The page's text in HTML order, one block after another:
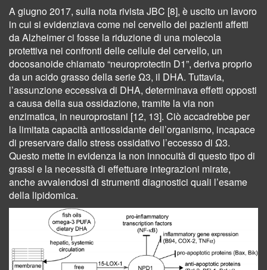
A giugno 2017, sulla nota rivista JBC [8], è uscito un lavoro
in cui si evidenziava come nel cervello dei pazienti affetti
da Alzheimer ci fosse la riduzione di una molecola
protettiva nei confronti delle cellule del cervello, un
docosanoide chiamato “neuroprotectin D1”, deriva proprio
da un acido grasso della serie Ω3, il DHA. Tuttavia,
l’assunzione eccessiva di DHA, determinava effetti opposti
a causa della sua ossidazione, tramite la via non
enzimatica, in neuroprostani [12, 13]. Ciò accadrebbe per
la limitata capacità antiossidante dell’organismo, incapace
di preservare dallo stress ossidativo l’eccesso di Ω3.
Questo mette in evidenza la non innocuità di questo tipo di
grassi e la necessità di effettuare integrazioni mirate,
anche avvalendosi di strumenti diagnostici quali l’esame
della lipidomica.